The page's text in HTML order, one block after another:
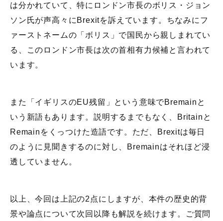
は分かれていて、特にロンドン市長のボリス・ジョン
ソン氏が声高々にBrexitを訴えています。ちなみにフ
ァーストネームの「ボリス」で国民から親しまれてい
る、このロンドン市長は次の首相有力候補と言われて
います。
また「イギリスのEU残留」という意味でBremainと
いう新語もあります。説明するまでもなく、Britainと
Remainをくっつけた造語です。ただ、Brexitは毎日
のように見聞きするのに対し、Bremainはそれほど浸
透していません。
以上、今回は上記の2点にしますが、本件の歴史的背
景や論点について次回以降も解説を続けます。ご質問